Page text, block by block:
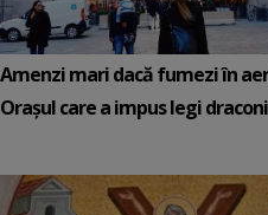
Amenzi mari dacă fumezi în
Orașul care a impus legi